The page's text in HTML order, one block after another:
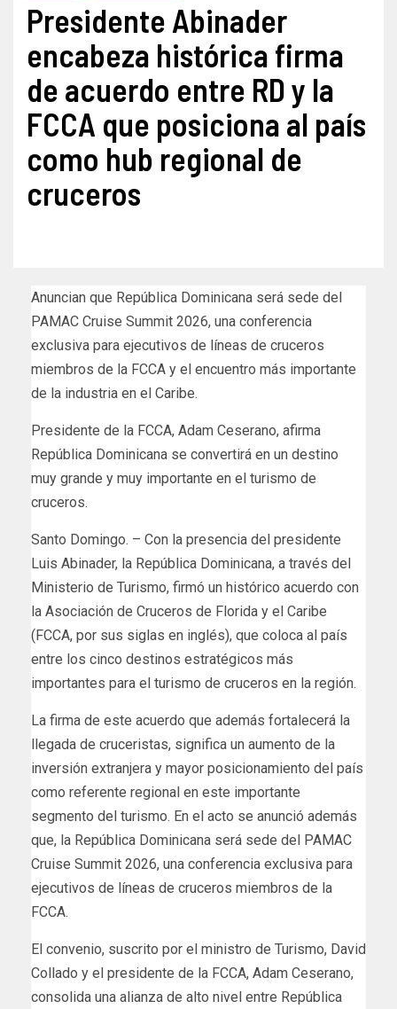
Presidente Abinader
encabeza histórica firma
de acuerdo entre RD y la
FCCA que posiciona al país
como hub regional de
cruceros
Anuncian que República Dominicana será sede del
PAMAC Cruise Summit 2026, una conferencia
exclusiva para ejecutivos de líneas de cruceros
miembros de la FCCA y el encuentro más importante
de la industria en el Caribe.
Presidente de la FCCA, Adam Ceserano, afirma
República Dominicana se convertirá en un destino
muy grande y muy importante en el turismo de
cruceros.
Santo Domingo. – Con la presencia del presidente
Luis Abinader, la República Dominicana, a través del
Ministerio de Turismo, firmó un histórico acuerdo con
la Asociación de Cruceros de Florida y el Caribe
(FCCA, por sus siglas en inglés), que coloca al país
entre los cinco destinos estratégicos más
importantes para el turismo de cruceros en la región.
La firma de este acuerdo que además fortalecerá la
llegada de cruceristas, significa un aumento de la
inversión extranjera y mayor posicionamiento del país
como referente regional en este importante
segmento del turismo. En el acto se anunció además
que, la República Dominicana será sede del PAMAC
Cruise Summit 2026, una conferencia exclusiva para
ejecutivos de líneas de cruceros miembros de la
FCCA.
El convenio, suscrito por el ministro de Turismo, David
Collado y el presidente de la FCCA, Adam Ceserano,
consolida una alianza de alto nivel entre República